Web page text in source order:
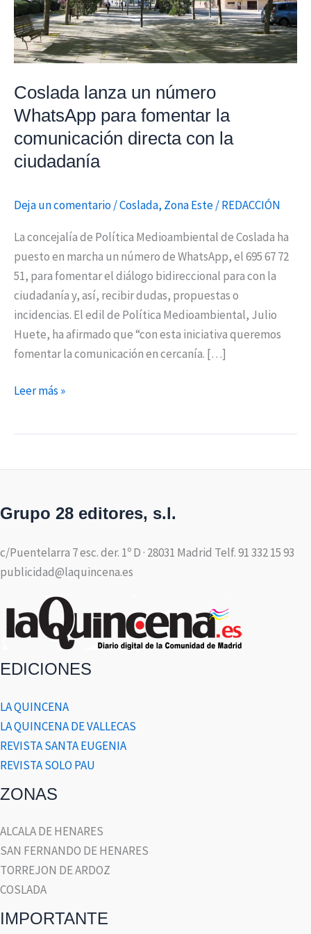
Coslada lanza un número
WhatsApp para fomentar la
comunicación directa con la
ciudadanía
Deja un comentario/Coslada, Zona Este/REDACCIÓN
La concejalía de Política Medioambiental de Coslada ha
puesto en marcha un número de WhatsApp, el 695 67 72
51, para fomentar el diálogo bidireccional para con la
ciudadanía y, así, recibir dudas, propuestas o
incidencias. El edil de Política Medioambiental, Julio
Huete, ha afirmado que “con esta iniciativa queremos
fomentar la comunicación en cercanía. […]
comunicación
directa
con
ciudadanía
Leer más »
Grupo 28 editores, s.l.
c/Puentelarra 7 esc. der. 1º D · 28031 Madrid Telf. 91 332 15 93
publicidad@laquincena.es
EDICIONES
LA QUINCENA
LA QUINCENA DE VALLECAS
REVISTA SANTA EUGENIA
REVISTA SOLO PAU
ZONAS
ALCALA DE HENARES
SAN FERNANDO DE HENARES
TORREJON DE ARDOZ
COSLADA
IMPORTANTE